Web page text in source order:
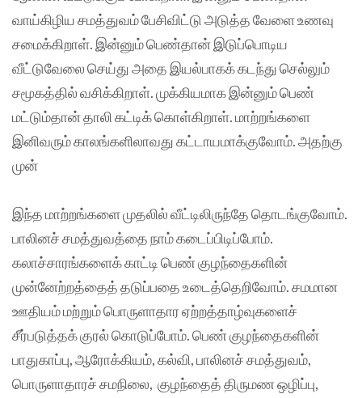
வாய்கிழிய சமத்துவம் பேசிவிட்டு அடுத்த வேளை உணவு
சமைக்கிறாள். இன்னும் பெண்தான் இடுப்பொடிய
வீட்டுவேலை செய்து அதை இயல்பாகக் கடந்து செல்லும்
சமூகத்தில் வசிக்கிறாள். முக்கியமாக இன்னும் பெண்
மட்டும்தான் தாலி கட்டிக் கொள்கிறாள். மாற்றங்களை
இனிவரும் காலங்களிலாவது கட்டாயமாக்குவோம். அதற்கு
முன்
இந்த மாற்றங்களை முதலில் வீட்டிலிருந்தே தொடங்குவோம்.
பாலினச் சமத்துவத்தை நாம் கடைப்பிடிப்போம்.
கலாச்சாரங்களைக் காட்டி பெண் குழந்தைகளின்
முன்னேற்றத்தைத் தடுப்பதை உடைத்தெறிவோம். சமமான
ஊதியம் மற்றும் பொருளாதார ஏற்றத்தாழ்வுகளைச்
சீர்படுத்தக் குரல் கொடுப்போம். பெண் குழந்தைகளின்
பாதுகாப்பு, ஆரோக்கியம், கல்வி, பாலினச் சமத்துவம்,
பொருளாதாரச் சமநிலை, குழந்தைத் திருமண ஒழிப்பு,